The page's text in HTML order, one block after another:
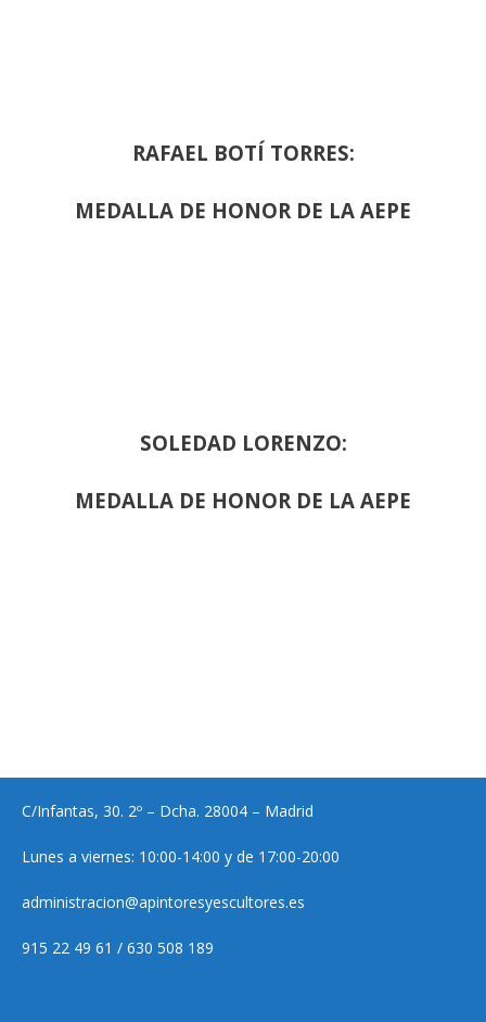
RAFAEL BOTÍ TORRES:
MEDALLA DE HONOR DE LA AEPE
SOLEDAD LORENZO:
MEDALLA DE HONOR DE LA AEPE
C/Infantas, 30. 2º – Dcha. 28004 – Madrid
Lunes a viernes: 10:00-14:00 y de 17:00-20:00
administracion@apintoresyescultores.es
915 22 49 61 / 630 508 189